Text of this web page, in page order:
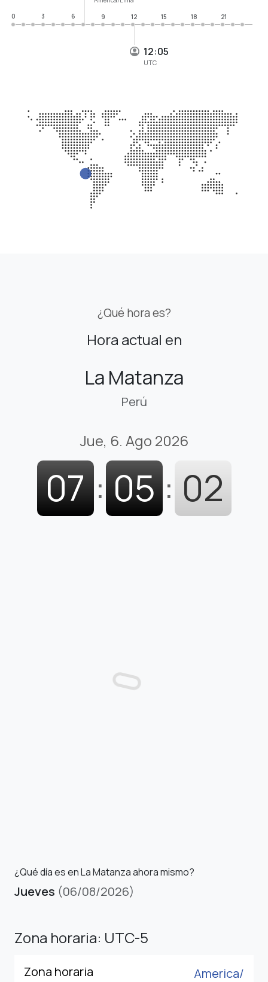
12:05
UTC
0
3 6 9 12 15 18 21
¿Qué hora es?
Hora actual en
La Matanza
Perú
Jue, 6. Ago 2026
07 : 05 : 03
¿Qué día es en La Matanza ahora mismo?
Jueves (06/08/2026)
Zona horaria: UTC-5
Zona horaria
America/